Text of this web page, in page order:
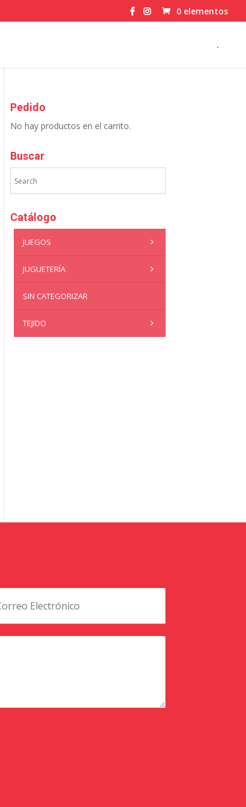
0 elementos
.
Pedido
No hay productos en el carrito.
Buscar
Catálogo
JUEGOS
JUGUETERÍA
SIN CATEGORIZAR
TEJIDO